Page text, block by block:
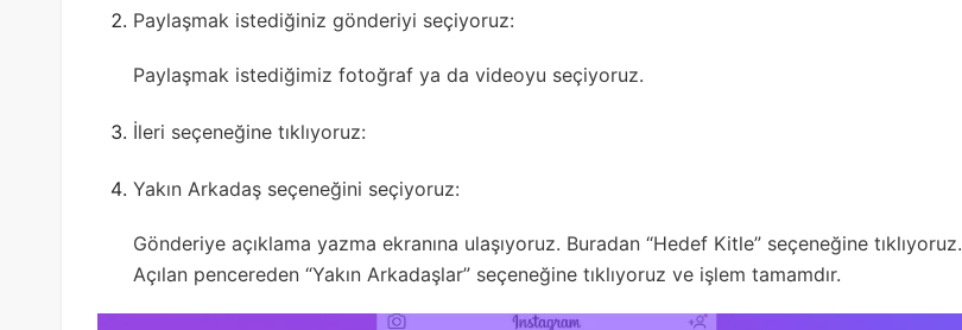
Paylaşmak istediğiniz gönderiyi seçiyoruz:
Paylaşmak istediğimiz fotoğraf ya da videoyu seçiyoruz.
İleri seçeneğine tıklıyoruz:
Yakın Arkadaş seçeneğini seçiyoruz:
Gönderiye açıklama yazma ekranına ulaşıyoruz. Buradan “Hedef Kitle” seçeneğine tıklıyoruz.
Açılan pencereden “Yakın Arkadaşlar” seçeneğine tıklıyoruz ve işlem tamamdır.